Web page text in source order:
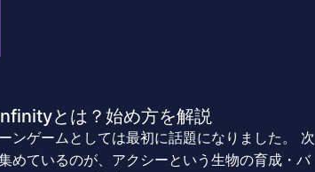
とは？始め方を解説
ンゲームとしては最初に話題になりました。 次
めているのが、アクシーという生物の育成・バ